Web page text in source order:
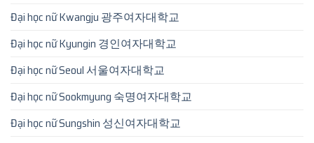
Đại học nữ Kwangju 광주여자대학교
Đại học nữ Kyungin 경인여자대학교
Đại học nữ Seoul 서울여자대학교
Đại học nữ Sookmyung 숙명여자대학교
Đại học nữ Sungshin 성신여자대학교